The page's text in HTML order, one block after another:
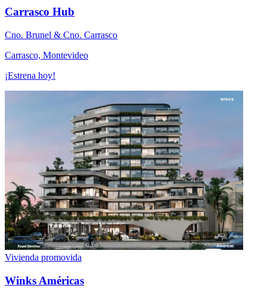
Carrasco Hub
Cno. Brunel & Cno. Carrasco
Carrasco, Montevideo
¡Estrena hoy!
Vivienda promovida
Winks Américas